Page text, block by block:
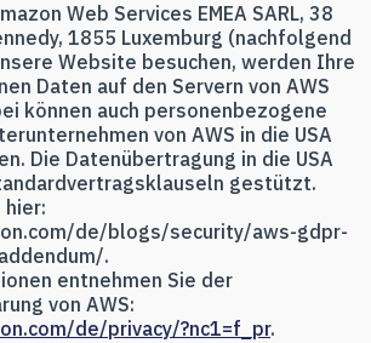
Web Services EMEA SARL, 38
1855 Luxemburg (nachfolgend
Website besuchen, werden Ihre
Daten auf den Servern von AWS
können auch personenbezogene
von AWS in die USA
Die Datenübertragung in die USA
gestützt.
hier:
de/blogs/security/aws-gdpr-
.
entnehmen Sie der
von AWS:
de/privacy/?nc1=f_pr.